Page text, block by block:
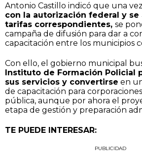
Antonio Castillo indicó que una
con la autorización federal y se
tarifas correspondientes, se
campaña de difusión para dar a
capacitación entre los municipios
Con ello, el gobierno municipal
Instituto de Formación Policial
sus servicios y convertirse en
de capacitación para
pública, aunque por ahora el
etapa de gestión y preparación
TE PUEDE INTERESAR:
PUBLICIDAD